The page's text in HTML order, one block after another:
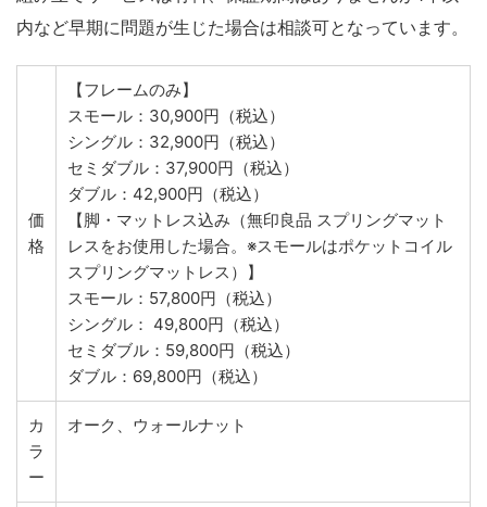
内など早期に問題が生じた場合は相談可となっています。
価
格
【フレームのみ】
スモール：30,900円（税込）
シングル：32,900円（税込）
セミダブル：37,900円（税込）
ダブル：42,900円（税込）
【脚・マットレス込み（無印良品 スプリングマット
レスをお使用した場合。※スモールはポケットコイル
スプリングマットレス）】
スモール：57,800円（税込）
シングル： 49,800円（税込）
セミダブル：59,800円（税込）
ダブル：69,800円（税込）
カ
ラ
ー
オーク、ウォールナット